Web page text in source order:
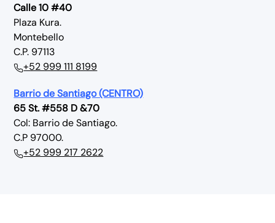
Calle 10 #40
Plaza Kura.
Montebello
C.P. 97113
+52 999 111 8199
Barrio de Santiago (CENTRO)
65 St. #558 D &70
Col: Barrio de Santiago.
C.P 97000.
+52 999 217 2622